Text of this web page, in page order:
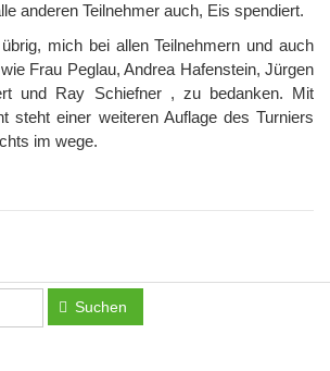
anderen Teilnehmer auch, Eis spendiert.
mich bei allen Teilnehmern und auch
Frau Peglau, Andrea Hafenstein, Jürgen
und Ray Schiefner , zu bedanken. Mit
steht einer weiteren Auflage des Turniers
im wege.
Suchen